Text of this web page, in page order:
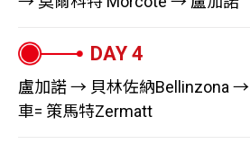
纜車，沿途伴隨著悅耳的牛鈴聲及清
升，再如同穿越時光隧道般，換乘
CabriO，滿懷著新鮮感，騰雲駕霧
觀景台。您可在此遙望連綿起伏的阿
早晨，迎著恩加丁谷地的和煦陽光，
車，行駛同被列為世界遺產的伯尼
諾)，穿越13個隧道、52座橋梁，從
盧加諾 → 貝林佐納Bellinzona →
車= 策馬特Zermatt